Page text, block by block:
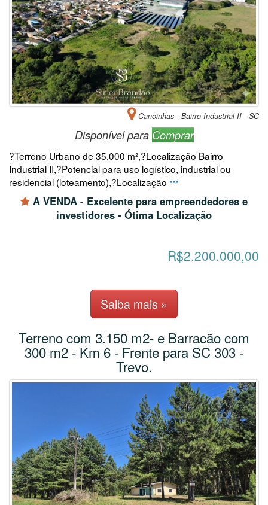
Canoinhas - Bairro Industrial II - SC
Disponível para Comprar
?Terreno Urbano de 35.000 m²,?Localização Bairro
Industrial II,?Potencial para uso logístico, industrial ou
residencial (loteamento),?Localização
A VENDA - Excelente para empreendedores e
investidores - Ótima Localização
R$2.200.000,00
Saiba mais »
Terreno com 3.150 m2- e Barracão com
300 m2 - Km 6 - Frente para SC 303 -
Trevo.